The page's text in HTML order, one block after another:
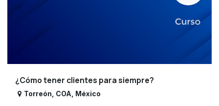
¿Cómo tener clientes para siempre?
Torreón COA México